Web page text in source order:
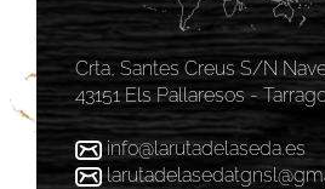
Crta, Santes Creus S/N
43151 Els Pallaresos -
info@larutadelaseda.es